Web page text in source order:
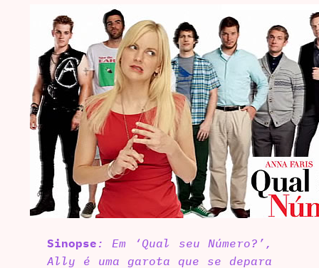
Sinopse : Em ‘Qual seu Número?’,
Ally é uma garota que se depara